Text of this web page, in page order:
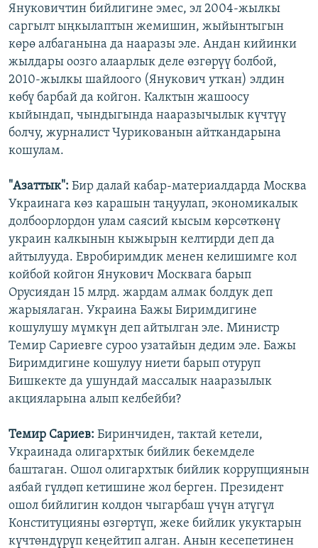
Януковичтин бийлигине эмес, эл 2004-жылкы
саргылт ыңкылаптын жемишин, жыйынтыгын
көрө албаганына да нааразы эле. Андан кийинки
жылдары оозго алаарлык деле өзгөрүү болбой,
2010-жылкы шайлоого (Янукович уткан) элдин
көбү барбай да койгон. Калктын жашоосу
кыйындап, чындыгында нааразычылык күчтүү
болчу, журналист Чурикованын айткандарына
кошулам.
"Азаттык": Бир далай кабар-материалдарда Москва
Украинага көз карашын таңуулап, экономикалык
долбоорлордон улам саясий кысым көрсөткөнү
украин калкынын кыжырын келтирди деп да
айтылууда. Евробиримдик менен келишимге кол
койбой койгон Янукович Москвага барып
Орусиядан 15 млрд. жардам алмак болдук деп
жарыялаган. Украина Бажы Биримдигине
кошулушу мүмкүн деп айтылган эле. Министр
Темир Сариевге суроо узатайын дедим эле. Бажы
Биримдигине кошулуу ниети барып отуруп
Бишкекте да ушундай массалык нааразылык
акцияларына алып келбейби?
Темир Сариев: Биринчиден, тактай кетели,
Украинада олигархтык бийлик бекемделе
баштаган. Ошол олигархтык бийлик коррупциянын
аябай гүлдөп кетишине жол берген. Президент
ошол бийлигин колдон чыгарбаш үчүн атүгүл
Конституцияны өзгөртүп, жеке бийлик укуктарын
күчтөндүрүп кеңейтип алган. Анын кесепетинен